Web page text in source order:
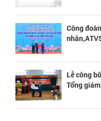
Công
Lễ công
Tổng